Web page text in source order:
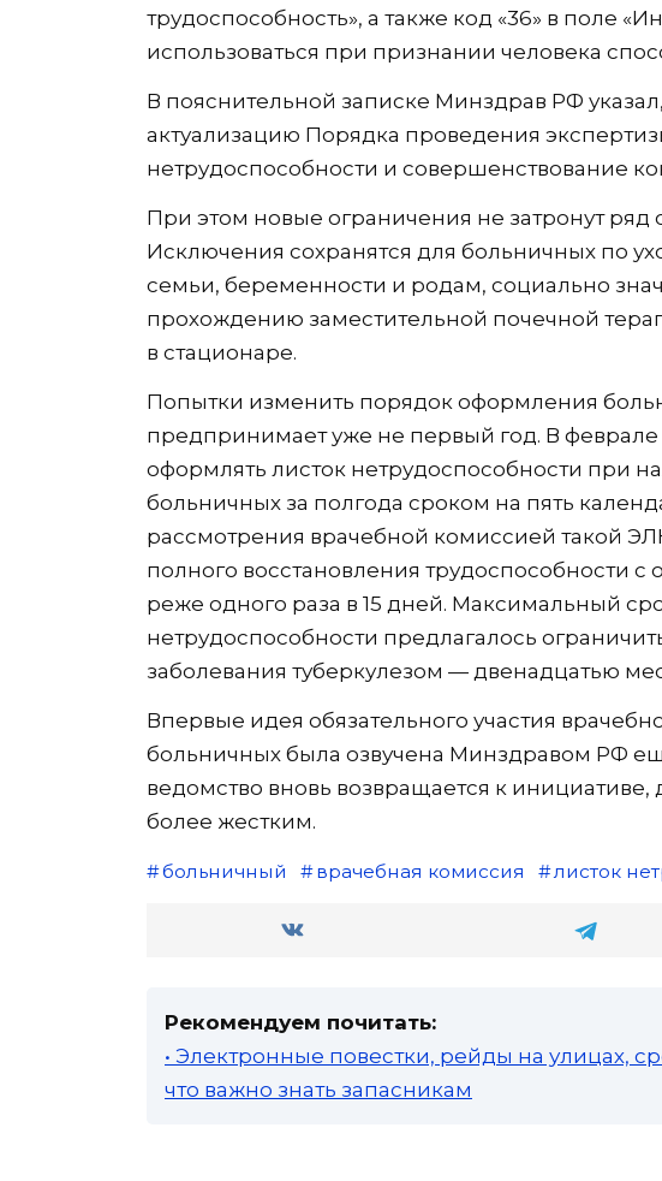
трудоспособность», а также код «36» в поле
использоваться при признании человека
В пояснительной записке Минздрав РФ
актуализацию Порядка проведения
нетрудоспособности и совершенствование
При этом новые ограничения не затронут ряд
Исключения сохранятся для больничных по
семьи, беременности и родам, социально
прохождению заместительной почечной
в стационаре.
Попытки изменить порядок оформления
предпринимает уже не первый год. В феврале
оформлять листок нетрудоспособности при
больничных за полгода сроком на пять
рассмотрения врачебной комиссией такой
полного восстановления трудоспособности
реже одного раза в 15 дней. Максимальный
нетрудоспособности предлагалось
заболевания туберкулезом — двенадцатью
Впервые идея обязательного участия
больничных была озвучена Минздравом РФ
ведомство вновь возвращается к
более жестким.
больничный врачебная комиссия листок
Рекомендуем почитать:
• Электронные повестки, рейды на улицах,
что важно знать запасникам